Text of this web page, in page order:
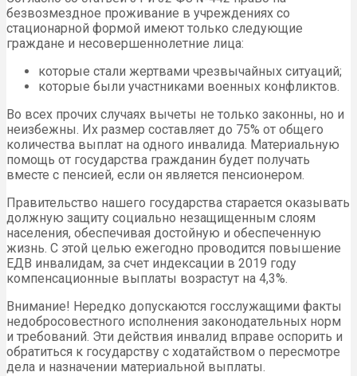
безвозмездное проживание в учреждениях со
стационарной формой имеют только следующие
граждане и несовершеннолетние лица:
которые стали жертвами чрезвычайных ситуаций;
которые были участниками военных конфликтов.
Во всех прочих случаях вычеты не только законны, но и
неизбежны. Их размер составляет до 75% от общего
количества выплат на одного инвалида. Материальную
помощь от государства гражданин будет получать
вместе с пенсией, если он является пенсионером.
Правительство нашего государства старается оказывать
должную защиту социально незащищенным слоям
населения, обеспечивая достойную и обеспеченную
жизнь. С этой целью ежегодно проводится повышение
ЕДВ инвалидам, за счет индексации в 2019 году
компенсационные выплаты возрастут на 4,3%.
Внимание! Нередко допускаются госслужащими факты
недобросовестного исполнения законодательных норм
и требований. Эти действия инвалид вправе оспорить и
обратиться к государству с ходатайством о пересмотре
дела и назначении материальной выплаты.